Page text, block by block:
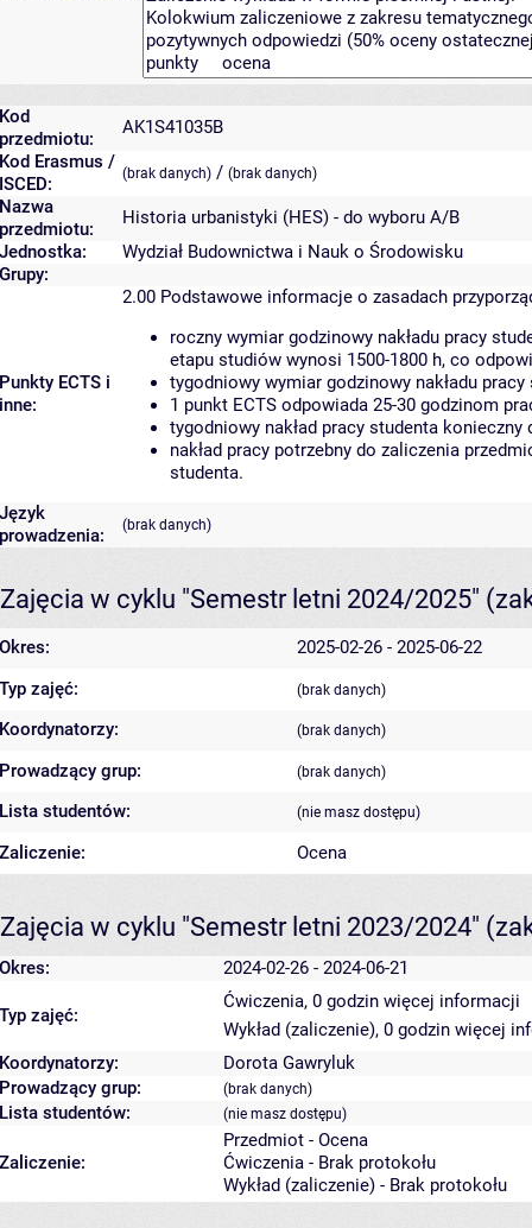
Kod
przedmiotu:
AK1S41035B
Kod Erasmus /
ISCED:
(brak danych) / (brak danych)
Nazwa
przedmiotu:
Historia urbanistyki (HES) - do wyboru A/B
Jednostka:
Wydział Budownictwa i Nauk o Środowisku
Grupy:
Punkty ECTS i
inne:
2.00 Podstawowe informacje o zasadach
roczny wymiar godzinowy nakładu pracy
etapu studiów wynosi 1500-1800 h, co
tygodniowy wymiar godzinowy nakładu
1 punkt ECTS odpowiada 25-30 godzinom
tygodniowy nakład pracy studenta
nakład pracy potrzebny do zaliczenia
studenta.
Język
prowadzenia:
(brak danych)
Zajęcia w cyklu "Semestr letni 2024/2025"
Okres:
2025-02-26 - 2025-06-22
Typ zajęć:
(brak danych)
Koordynatorzy: (brak danych)
Prowadzący grup: (brak danych)
Lista studentów: (nie masz dostępu)
Zaliczenie: Ocena
Zajęcia w cyklu "Semestr letni 2023/2024"
Okres: 2024-02-26 - 2024-06-21
Typ zajęć:
Ćwiczenia, 0 godzin więcej informacji
Wykład (zaliczenie), 0 godzin więcej
Koordynatorzy:
Dorota Gawryluk
Prowadzący grup:
(brak danych)
Lista studentów: (nie masz dostępu)
Zaliczenie:
Przedmiot - Ocena
Ćwiczenia - Brak protokołu
Wykład (zaliczenie) - Brak protokołu